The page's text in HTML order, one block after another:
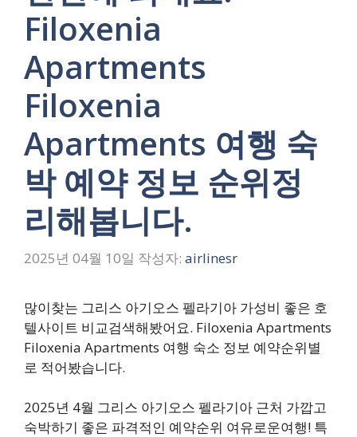
Filoxenia
Apartments
Filoxenia
Apartments 여행 숙
박 예약 정보 순위정
리해봅니다.
2025년 04월 10일 작성자: airlinesr
많이찾는 그리스 아기오스 펠라기아 가성비 좋은 호
텔사이트 비교검색해봤어요. Filoxenia Apartments
Filoxenia Apartments 여행 숙소 정보 예약순위별
로 적어봤습니다.
2025년 4월 그리스 아기오스 펠라기아 근처 가깝고
숙박하기 좋은 파격적인 예약순위 여유로운여행! 특